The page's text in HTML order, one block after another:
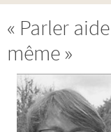
« Parler
même »